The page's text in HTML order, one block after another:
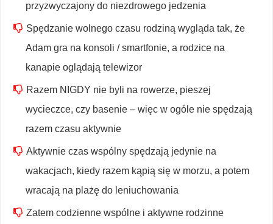
przyzwyczajony do niezdrowego jedzenia
Spędzanie wolnego czasu rodziną wygląda tak, że
Adam gra na konsoli / smartfonie, a rodzice na
kanapie oglądają telewizor
Razem NIGDY nie byli na rowerze, pieszej
wycieczce, czy basenie – więc w ogóle nie spędzają
razem czasu aktywnie
Aktywnie czas wspólny spędzają jedynie na
wakacjach, kiedy razem kąpią się w morzu, a potem
wracają na plażę do leniuchowania
Zatem codzienne wspólne i aktywne rodzinne